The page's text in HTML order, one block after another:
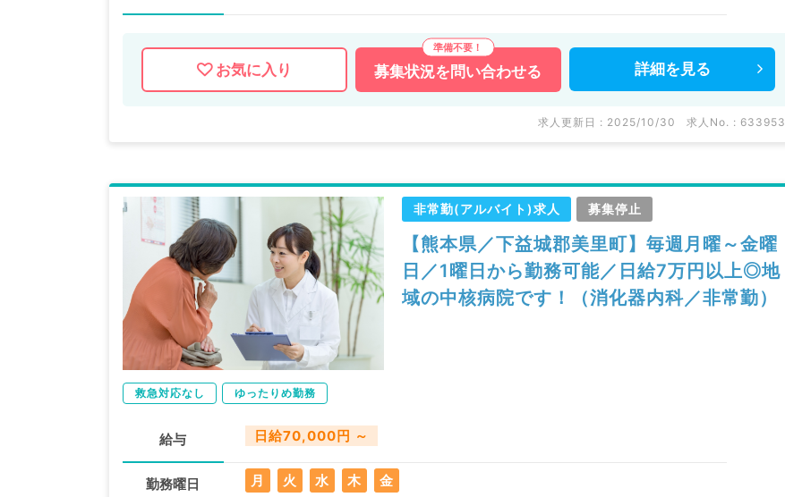
お気に入り 募集状況を 問い合わせる 詳細を 見る
求人更新日 : 2025/10/30 求人No. : 633953
非常勤(アルバイト)求人 募集停止
【熊本県／下益城郡美里町】毎週月曜～金曜
日／1曜日から勤務可能／日給7万円以上◎地
域の中核病院です！（消化器内科／非常勤）
救急対応なし ゆったりめ勤務
給与 日給70,000円 ～
勤務曜日 月 火 水 木 金